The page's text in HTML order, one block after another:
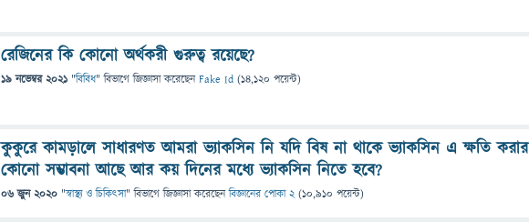
রেজিনের কি কোনো অর্থকরী গুরুত্ব রয়েছে?
19 নভেম্বর 2021 "বিবিধ" বিভাগে জিজ্ঞাসাকরেছেনFake Id (14,120 পয়েন্ট)
কুকুরে কামড়ালে সাধারণত আমরা ভ্যাকসিন নি যদি বিষ না থাকে ভ্যাকসিন এ ক্ষতি করার
কোনো সম্ভাবনা আছে আর কয় দিনের মধ্যে ভ্যাকসিন নিতে হবে?
06 জুন 2020 "স্বাস্থ্য ও চিকিৎসা" বিভাগে জিজ্ঞাসাকরেছেনবিজ্ঞানের পোকা 2 (10,910 পয়েন্ট)